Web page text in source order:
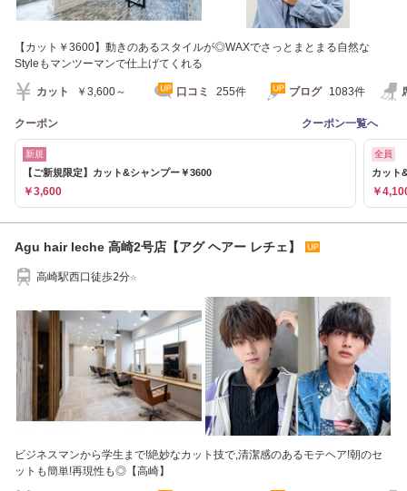
【カット￥3600】動きのあるスタイルが◎WAXでさっとまとまる自然な
Styleもマンツーマンで仕上げてくれる
カット ￥3,600～ 口コミ 255件 ブログ 1083件
クーポン クーポン一覧へ
新規
【ご新規限定】カット&シャンプー￥3600
￥3,600
全員
カット
￥
Agu hair leche 高崎2号店【アグ ヘアー レチェ】
高崎駅西口徒歩2分☆
ビジネスマンから学生まで!絶妙なカット技で,清潔感のあるモテヘア!朝のセ
ットも簡単!再現性も◎【高崎】